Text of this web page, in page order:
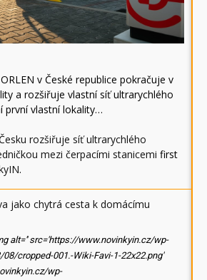
v České republice pokračuje v
a rozšiřuje vlastní síť ultrarychlého
první vlastní lokality…
rozšiřuje síť ultrarychlého
mezi čerpacími stanicemi first
.
jako chytrá cesta k domácímu
alt='' src='https://www.novinkyin.cz/wp-
cropped-001.-Wiki-Favi-1-22x22.png'
wp-